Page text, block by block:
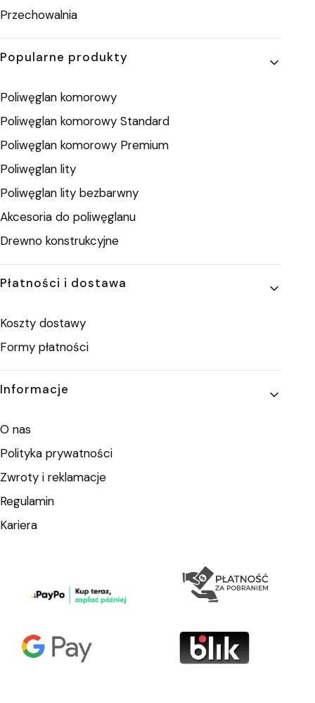
Przechowalnia
Popularne produkty
Poliwęglan komorowy
Poliwęglan komorowy Standard
Poliwęglan komorowy Premium
Poliwęglan lity
Poliwęglan lity bezbarwny
Akcesoria do poliwęglanu
Drewno konstrukcyjne
Płatności i dostawa
Koszty dostawy
Formy płatności
Informacje
O nas
Polityka prywatności
Zwroty i reklamacje
Regulamin
Kariera